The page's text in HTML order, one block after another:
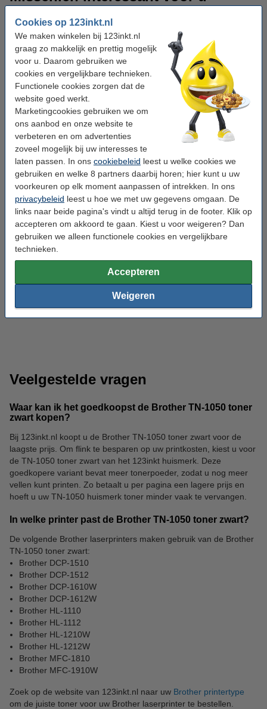
Cookies op 123inkt.nl
We maken winkelen bij 123inkt.nl
graag zo makkelijk en prettig mogelijk
voor u. Daarom gebruiken we
cookies en vergelijkbare technieken.
Functionele cookies zorgen dat de
website goed werkt.
Marketingcookies gebruiken we om
ons aanbod en onze website te
verbeteren en om advertenties
zoveel mogelijk bij uw interesses te
laten passen. In ons cookiebeleid leest u welke cookies we
gebruiken en welke 8 partners daarbij horen; hier kunt u uw
voorkeuren op elk moment aanpassen of intrekken. In ons
privacybeleid leest u hoe we met uw gegevens omgaan. De
links naar beide pagina's vindt u altijd terug in de footer. Klik op
accepteren om akkoord te gaan. Kiest u voor weigeren? Dan
gebruiken we alleen functionele cookies en vergelijkbare
technieken.
Accepteren
Weigeren
Naast de zwarte Brother TN-1050 toner heeft u natuurlijk ook nog
wat andere producten nodig om documenten te printen. Bestel
daarom direct een pak of doos
123inkt printpapier
mee. Om uw
Brother laserprinter in topconditie te houden, reinigt u zo nu en
dan uw Brother TN1050 toner met een laserprinter
reinigingsdoek. Bestel ook de onderstaande benodigdheden mee
voor uw werkplek op kantoor of thuis.
Elastomappen Geldkisten
Veelgestelde vragen
Waar kan ik het goedkoopst de Brother TN-1050 toner
zwart kopen?
Bij 123inkt.nl koopt u de Brother TN-1050 toner zwart voor de
laagste prijs. Om flink te besparen op uw printkosten, kiest u voor
de TN-1050 toner zwart van het 123inkt huismerk. Deze
goedkopere variant bevat meer tonerpoeder, zodat u nog meer
vellen kunt printen. Zo betaalt u per pagina een lagere prijs en
hoeft u uw TN-1050 huismerk toner minder vaak te vervangen.
In welke printer past de Brother TN-1050 toner zwart?
De volgende Brother laserprinters maken gebruik van de Brother
TN-1050 toner zwart:
Brother DCP-1510
Brother DCP-1512
Brother DCP-1610W
Brother DCP-1612W
Brother HL-1110
Brother HL-1112
Brother HL-1210W
Brother HL-1212W
Brother MFC-1810
Brother MFC-1910W
Zoek op de website van 123inkt.nl naar uw Brother printertype
om de juiste toner voor uw Brother laserprinter te bestellen.